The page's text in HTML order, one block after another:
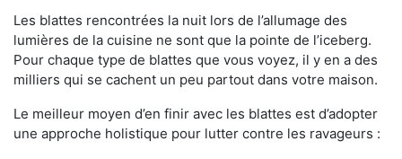
Les blattes rencontrées la nuit lors de l’allumage des
lumières de la cuisine ne sont que la pointe de l’iceberg.
Pour chaque type de blattes que vous voyez, il y en a des
milliers qui se cachent un peu partout dans votre maison.
Le meilleur moyen d’en finir avec les blattes est d’adopter
une approche holistique pour lutter contre les ravageurs :